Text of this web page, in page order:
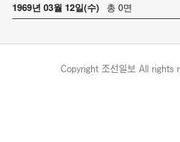
1969년 03월 12일(수) 총 0면
Copyright 조선일보 All rights